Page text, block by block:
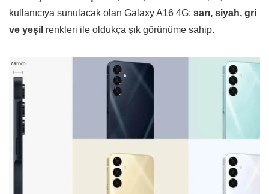
kullanıcıya sunulacak olan Galaxy A16 4G; sarı, siyah, gri
ve yeşil renkleri ile oldukça şık görünüme sahip.